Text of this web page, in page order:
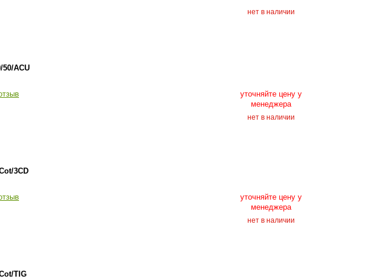
нет в наличии
50/ACU
уточняйте цену у
менеджера
нет в наличии
3CD
уточняйте цену у
менеджера
нет в наличии
TIG